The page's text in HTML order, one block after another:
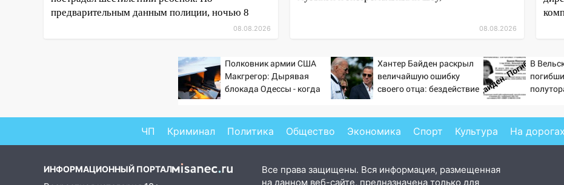
14:26 Жители Ульяновска сами
пытаются расчистить ливнёвки,
Шторм продолжает
ломать город: на улице Любови
Студента из Ульяновска
обманули мошенники под
предварительным данным полиции, ночью 8
08.08.2026 08.08.2026
Полковник армии США
Макгрегор: Дырявая
блокада Одессы - когда
головы?
Хантер Байден раскрыл
величайшую ошибку
своего отца: бездействие
В
ЧП Криминал Политика Общество Экономика Спорт Культура На дорогах
ИНФОРМАЦИОННЫЙ ПОРТАЛ
Все права защищены. Вся информация, размещенная
на данном веб-сайте, предназначена только для